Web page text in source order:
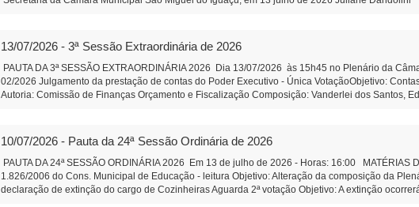
Rosa do Ocoi Autor: Vereador Anderson Lazzeris Indicação 82/2026 - Faixa de
Secretaria da Câmara Municipal - São Miguel do Iguaçu-PR, em 31 de
Presidente Auxiliar de Administração
13/07/2026 - 3ª Sessão Extraordinária de 2026
PAUTA DA 3ª SESSÃO EXTRAORDINÁRIA 2026 Dia 13/07/2026 às 15h45 no Plenário da
02/2026 Julgamento da prestação de contas do Poder Executivo - Única VotaçãoObjetivo:
Autoria: Comissão de Finanças Orçamento e Fiscalização Composição: Vanderlei dos Santos,
10/07/2026 - Pauta da 24ª Sessão Ordinária de 2026
PAUTA DA 24ª SESSÃO ORDINÁRIA 2026 Em 13 de julho de 2026 - Horas: 16:00
1.826/2006 do Cons. Municipal de Educação - leitura Objetivo: Alteração da composição da
declaração de extinção do cargo de Cozinheiras Aguarda 2ª votação Objetivo: A extinção